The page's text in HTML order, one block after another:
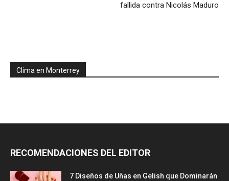
fallida contra Nicolás Maduro
Clima en Monterrey
RECOMENDACIONES DEL EDITOR
7 Diseños de Uñas en Gelish que Dominarán